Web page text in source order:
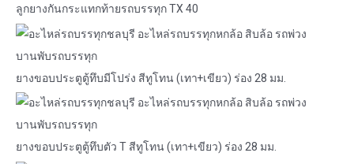
ลูกยางกันกระแทกท้ายรถบรรทุก TX 40
ยางขอบประตูตู้ทึบมีโปร่ง สีทูโทน (เทา+เขียว) ร่อง 28 มม.
ยางขอบประตูตู้ทึบตัว T สีทูโทน (เทา+เขียว) ร่อง 28 มม.